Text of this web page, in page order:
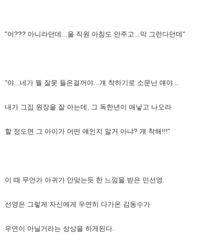
"어??? 아니라던데...울 직원 아침도 안주고...막 그런다던데"
"야...네가 뭘 잘못 들은걸꺼야...걔 착하기로 소문난 얘야...
내가 그집 원장을 잘 아는데, 그 독한년이 애낳고 나오라
할 정도면 그 아이가 어떤 얘인지 알거 아냐? 걔 착해!!!"
이 때 무언가 아귀가 안맞는듯 한 느낌을 받은 민선영.
선영은 그렇게 자신에게 우연히 다가온 김동수가
우연이 아닐거라는 상상을 하게된다.